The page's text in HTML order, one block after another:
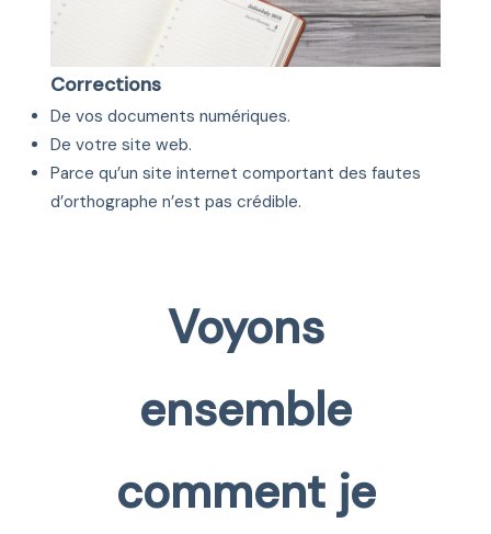
Corrections
De vos documents numériques.
De votre site web.
Parce qu’un site internet comportant des fautes
d’orthographe n’est pas crédible.
Voyons
ensemble
comment je